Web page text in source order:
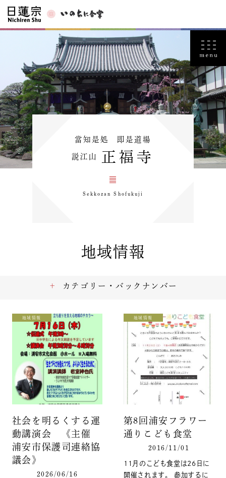
當知是処 即是道場
説江山 正福寺
Sekkozan Shofukuji
地域情報
地域情報
社会を明るくする運
動講演会 《主催
浦安市保護司連絡協
議会》
2026/06/16
地域情報
第8回浦安フラワー
通りこども食堂
2016/11/01
11月のこども食堂は26日に
開催されます。 参加するに
カテゴリー・バックナンバー